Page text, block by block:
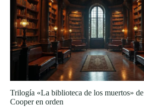
Trilogía «La biblioteca de los muertos»
Cooper en orden